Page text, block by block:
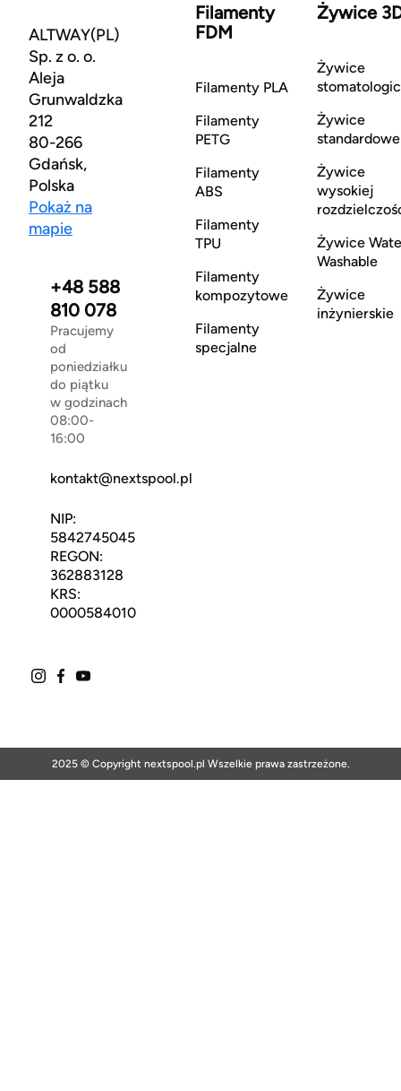
ALTWAY(PL)
Sp. z o. o.
Aleja
Grunwaldzka
212
80-266
Gdańsk,
Polska
Pokaż na
mapie
+48 588
810 078
Pracujemy
od
poniedziałku
do piątku
w godzinach
08:00-
16:00
kontakt@nextspool.pl
NIP:
5842745045
REGON:
362883128
KRS:
0000584010
Filamenty
FDM
Filamenty PLA
Filamenty
PETG
Filamenty
ABS
Filamenty
TPU
Filamenty
kompozytowe
Filamenty
specjalne
Żywice
Żywice
Żywice
standardowe
Żywice
wysokiej
Żywice
Washable
Żywice
inżynierskie